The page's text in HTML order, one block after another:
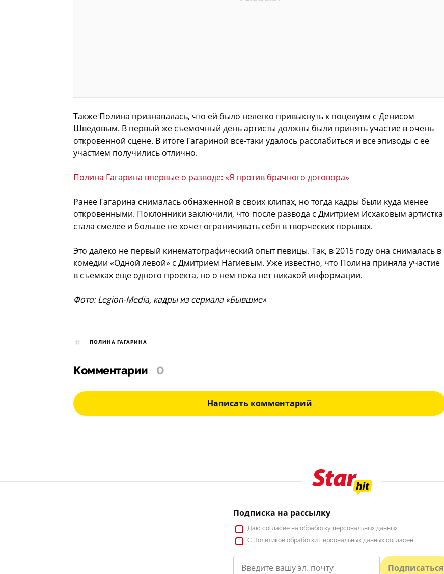
Также Полина признавалась, что ей было нелегко привыкнуть к поцелуям с Денисом
Шведовым. В первый же съемочный день артисты должны были принять участие в очень
откровенной сцене. В итоге Гагариной все-таки удалось расслабиться и все эпизоды с ее
участием получились отлично.
Полина Гагарина впервые о разводе: «Я против брачного договора»
Ранее Гагарина снималась обнаженной в своих клипах, но тогда кадры были куда менее
откровенными. Поклонники заключили, что после развода с Дмитрием Исхаковым артистка
стала смелее и больше не хочет ограничивать себя в творческих порывах.
Это далеко не первый кинематографический опыт певицы. Так, в 2015 году она снималась в
комедии «Одной левой» с Дмитрием Нагиевым. Уже известно, что Полина приняла участие
в съемках еще одного проекта, но о нем пока нет никакой информации.
Фото: Legion-Media, кадры из сериала «Бывшие»
ПОЛИНА ГАГАРИНА
Комментарии 0
Написать комментарий
Подписка на рассылку
Даю согласиена обработку персональных данных
С Политикойобработки персональных данных согласен
Подписаться